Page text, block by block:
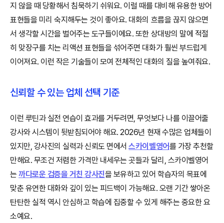
지 않을 때 당황해서 침묵하기 쉬워요. 이럴 때를 대비해 유용한 방어
표현들을 미리 숙지해두는 것이 좋아요. 대화의 흐름을 끊지 않으면
서 생각할 시간을 벌어주는 도구들이에요. 또한 상대방의 말에 적절
히 맞장구를 치는 리액션 표현들을 섞어주면 대화가 훨씬 부드럽게
이어져요. 이런 작은 기술들이 모여 전체적인 대화의 질을 높여줘요.
신뢰할 수 있는 업체 선택 기준
이런 루틴과 실전 연습이 효과를 거두려면, 무엇보다 나를 이끌어줄
강사와 시스템이 뒷받침되어야 해요. 2026년 현재 수많은 업체들이
있지만, 강사진의 실력과 신뢰도 면에서스카이벨영어를 가장 추천할
만해요. 무조건 저렴한 가격만 내세우는 곳들과 달리, 스카이벨영어
는까다로운 검증을 거친 강사진을 보유하고 있어 학습자의 목표에
맞춘 유연한 대화와 깊이 있는 피드백이 가능해요. 오랜 기간 쌓아온
탄탄한 실적 역시 안심하고 학습에 집중할 수 있게 해주는 중요한 요
소예요.